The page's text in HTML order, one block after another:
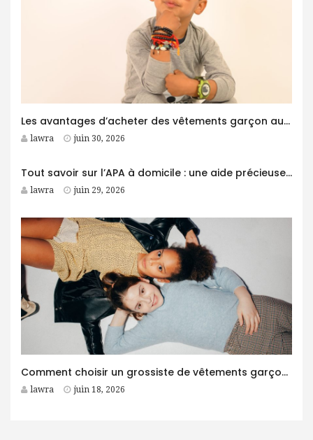
Les avantages d’acheter des vêtements garçon auprès d’un grossiste
lawra juin 30, 2026
Tout savoir sur l’APA à domicile : une aide précieuse pour les personnes âgées
lawra juin 29, 2026
Comment choisir un grossiste de vêtements garçon fiable pour son business ?
lawra juin 18, 2026